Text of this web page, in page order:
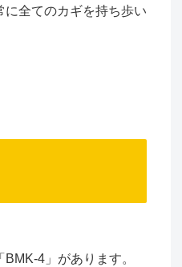
全てのカギを持ち歩い
4」があります。